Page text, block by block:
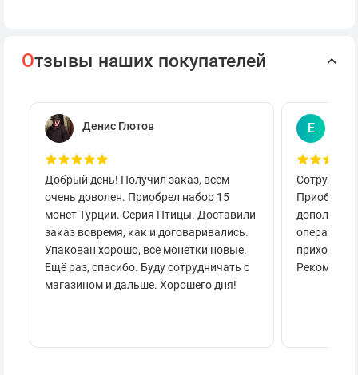
Отзывы наших покупателей
Денис Глотов
Добрый день! Получил заказ, всем
очень доволен. Приобрел набор 15
монет Турции. Серия Птицы. Доставили
заказ вовремя, как и договаривались.
Упакован хорошо, все монетки новые.
Ещё раз, спасибо. Буду сотрудничать с
магазином и дальше. Хорошего дня!
Е
приходило